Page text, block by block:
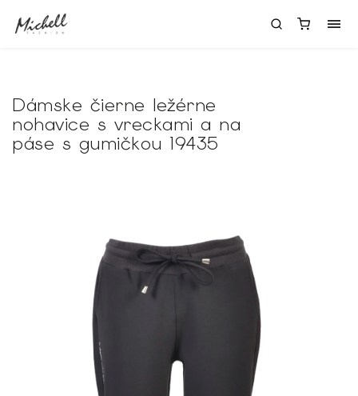
Dámske čierne ležérne
nohavice s vreckami a na
páse s gumičkou 19435